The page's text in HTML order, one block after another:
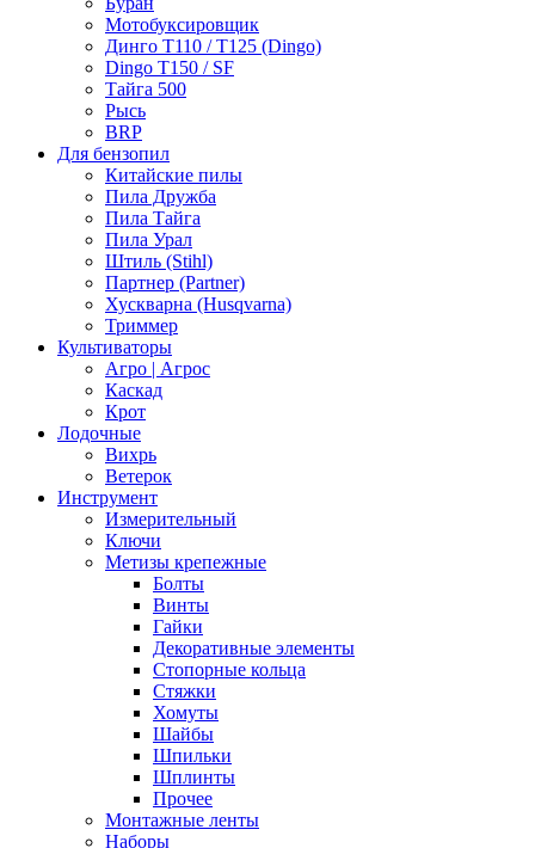
Мотобуксировщик
Динго T110 / T125 (Dingo)
Dingo T150 / SF
Тайга 500
Рысь
BRP
Для бензопил
Китайские пилы
Пила Дружба
Пила Тайга
Пила Урал
Штиль (Stihl)
Партнер (Partner)
Хускварна (Husqvarna)
Триммер
Культиваторы
Агро | Агрос
Каскад
Крот
Лодочные
Вихрь
Ветерок
Инструмент
Измерительный
Ключи
Метизы крепежные
Болты
Винты
Гайки
Декоративные элементы
Стопорные кольца
Стяжки
Хомуты
Шайбы
Шпильки
Шплинты
Прочее
Монтажные ленты
Наборы